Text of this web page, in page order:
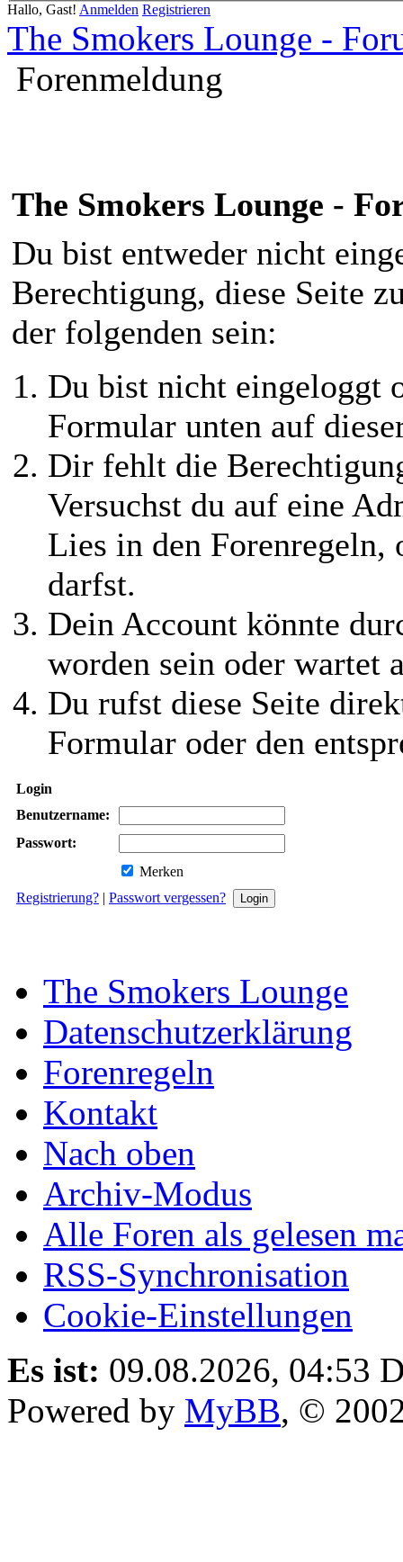
Hallo, Gast! Anmelden Registrieren
The Smokers Lounge -
Forenmeldung
The Smokers Lounge -
Du bist entweder nicht
Berechtigung, diese Seite
der folgenden sein:
Du bist nicht eingeloggt
Formular unten auf
Dir fehlt die
Versuchst du auf eine
Lies in den Forenregeln,
darfst.
Dein Account könnte
worden sein oder wartet
Du rufst diese Seite
Formular oder den
Login
Benutzername:
Passwort:
Merken
Registrierung? | Passwort vergessen?
The Smokers Lounge
Datenschutzerklärung
Forenregeln
Kontakt
Nach oben
Archiv-Modus
Alle Foren als gelesen
RSS-Synchronisation
Cookie-Einstellungen
Es ist: 09.08.2026, 04:53
Powered by MyBB, ©